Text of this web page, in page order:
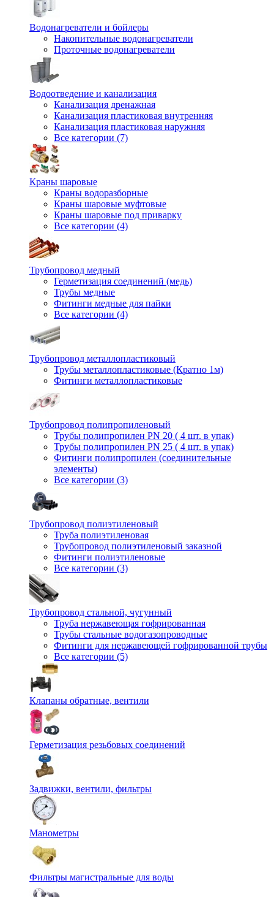
Водонагреватели и бойлеры
Накопительные водонагреватели
Проточные водонагреватели
Водоотведение и канализация
Канализация дренажная
Канализация пластиковая внутренняя
Канализация пластиковая наружняя
Все категории (7)
Краны шаровые
Краны водоразборные
Краны шаровые муфтовые
Краны шаровые под приварку
Все категории (4)
Трубопровод медный
Герметизация соединений (медь)
Трубы медные
Фитинги медные для пайки
Все категории (4)
Трубопровод металлопластиковый
Трубы металлопластиковые (Кратно 1м)
Фитинги металлопластиковые
Трубопровод полипропиленовый
Трубы полипропилен PN 20 ( 4 шт. в упак)
Трубы полипропилен PN 25 ( 4 шт. в упак)
Фитинги полипропилен (cоединительные
элементы)
Все категории (3)
Трубопровод полиэтиленовый
Труба полиэтиленовая
Трубопровод полиэтиленовый заказной
Фитинги полиэтиленовые
Все категории (3)
Трубопровод стальной, чугунный
Труба нержавеющая гофрированная
Трубы стальные водогазопроводные
Фитинги для нержавеющей гофрированной трубы
Все категории (5)
Клапаны обратные, вентили
Герметизация резьбовых соединений
Задвижки, вентили, фильтры
Манометры
Фильтры магистральные для воды